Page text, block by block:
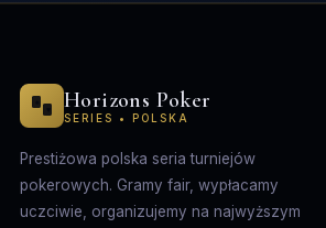
Horizons Poker
SERIES • POLSKA
Prestiżowa polska seria turniejów
pokerowych. Gramy fair, wypłacamy
uczciwie, organizujemy na najwyższym